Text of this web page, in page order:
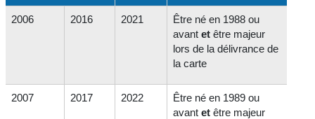
2006 2016 2021
Être né en 1988 ou
avantet être majeur
lors de la délivrance de
la carte
2007 2017 2022
Être né en 1989 ou
avantet être majeur